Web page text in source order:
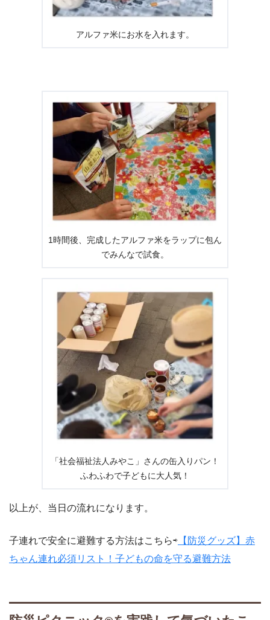
アルファ米にお水を入れます。
1時間後、完成したアルファ米をラップに包ん
でみんなで試食。
「社会福祉法人みやこ」さんの缶入りパン！
ふわふわで子どもに大人気！
以上が、当日の流れになります。
子連れで安全に避難する方法はこちら⇨ 【防災グッズ】赤
ちゃん連れ必須リスト！子どもの命を守る避難方法